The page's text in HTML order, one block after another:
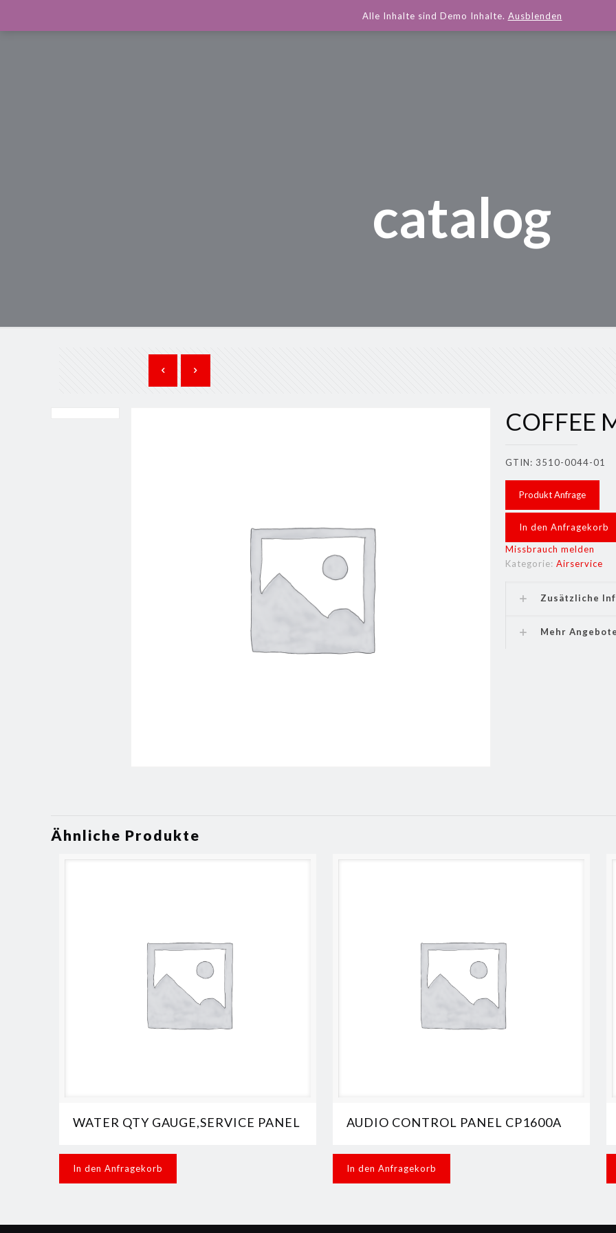
catalog
COFFEE
GTIN: 3510-0044-01
Produkt Anfrage
In den Anfragekorb
Missbrauch melden
Kategorie:Airservice
Zusätzliche
Mehr
Ähnliche Produkte
WATER QTY GAUGE,SERVICE PANEL
In den Anfragekorb
AUDIO CONTROL PANEL CP1600A
In den Anfragekorb
Alle Inhalte sind Demo Inhalte. Ausblenden